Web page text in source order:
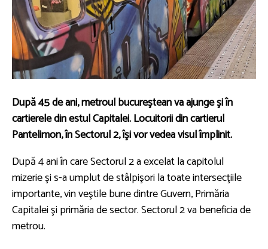
După 45 de ani, metroul bucureştean va ajunge şi în
cartierele din estul Capitalei. Locuitorii din cartierul
Pantelimon, în Sectorul 2, îşi vor vedea visul împlinit.
După 4 ani în care Sectorul 2 a excelat la capitolul
mizerie şi s-a umplut de stâlpişori la toate intersecţiile
importante, vin veştile bune dintre Guvern, Primăria
Capitalei şi primăria de sector. Sectorul 2 va beneficia de
metrou.